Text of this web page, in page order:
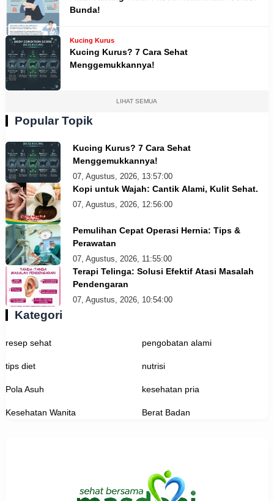
Bunda!
Kucing Kurus
Kucing Kurus? 7 Cara Sehat
Menggemukkannya!
LIHAT SEMUA
Popular Topik
Kucing Kurus? 7 Cara Sehat
Menggemukkannya!
07, Agustus, 2026, 13:57:00
Kopi untuk Wajah: Cantik Alami, Kulit Sehat.
07, Agustus, 2026, 12:56:00
Pemulihan Cepat Operasi Hernia: Tips &
Perawatan
07, Agustus, 2026, 11:55:00
Terapi Telinga: Solusi Efektif Atasi Masalah
Pendengaran
07, Agustus, 2026, 10:54:00
Kategori
resep sehat pengobatan alami
tips diet nutrisi
Pola Asuh kesehatan pria
Kesehatan Wanita Berat Badan